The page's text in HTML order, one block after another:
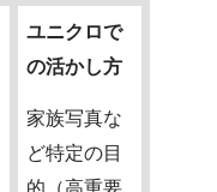
ユニクロで
の活かし方
家族写真な
ど特定の目
的（高重要